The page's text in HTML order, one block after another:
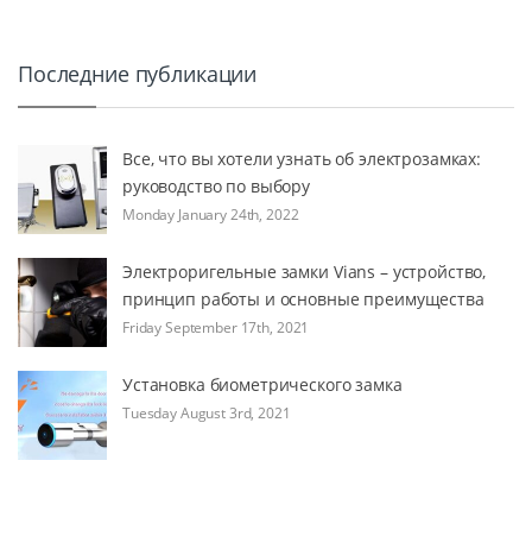
Последние публикации
Все, что вы хотели узнать об электрозамках:
руководство по выбору
Monday January 24th, 2022
Электроригельные замки Vians – устройство,
принцип работы и основные преимущества
Friday September 17th, 2021
Установка биометрического замка
Tuesday August 3rd, 2021